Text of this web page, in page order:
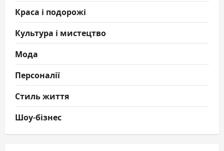
Краса і подорожі
Культура і мистецтво
Мода
Персоналії
Стиль життя
Шоу-бізнес